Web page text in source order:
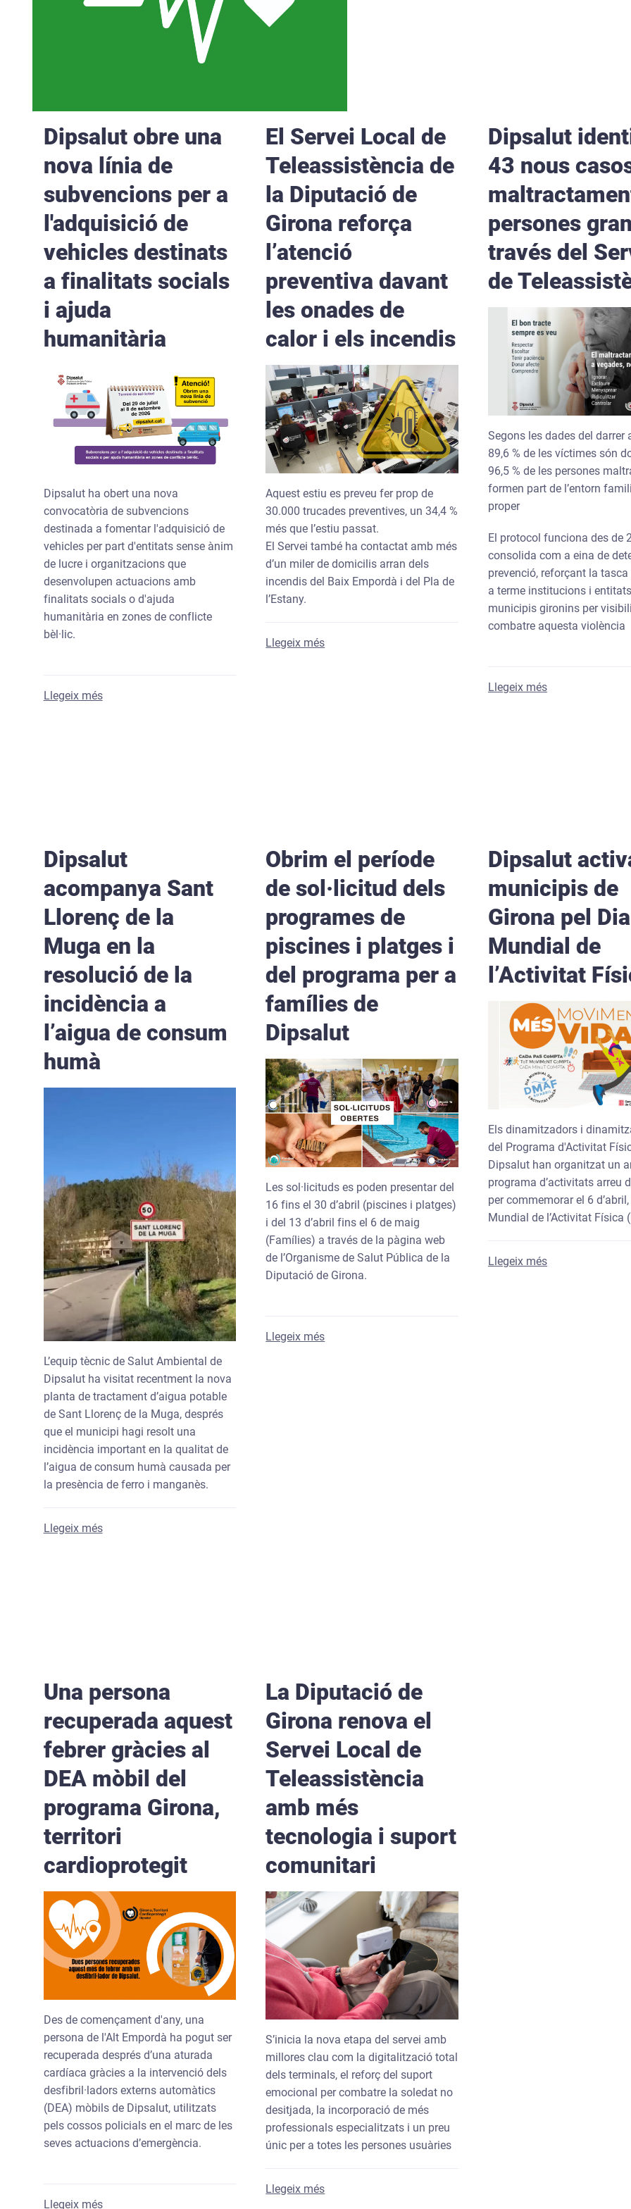
Dipsalut obre una
nova línia de
subvencions per a
l'adquisició de
vehicles destinats
a finalitats socials
i ajuda
humanitària
Dipsalut ha obert una nova
convocatòria de subvencions
destinada a fomentar l'adquisició de
vehicles per part d'entitats sense ànim
de lucre i organitzacions que
desenvolupen actuacions amb
finalitats socials o d'ajuda
humanitària en zones de conflicte
bèl·lic.
Llegeix méssobre Dipsalut obre una nova línia de subvencions per a l'adquisició de vehicles destinats a finalitats
El Servei Local de
Teleassistència de
la Diputació de
Girona reforça
l’atenció
preventiva davant
les onades de
calor i els incendis
Aquest estiu es preveu fer prop de
30.000 trucades preventives, un 34,4 %
més que l’estiu passat.
El Servei també ha contactat amb més
d’un miler de domicilis arran dels
incendis del Baix Empordà i del Pla de
l’Estany.
Llegeix méssobre El Servei Local de Teleassistència de la Diputació de
Dipsalut
43 nous
persones
través del
de
Segons les dades del darrer
89,6 % de les víctimes són
96,5 % de les persones
formen part de l’entorn
proper
El protocol funciona des de
consolida com a eina de
prevenció, reforçant la tasca
a terme institucions i
municipis gironins per
combatre aquesta violència
Llegeix méssobre Dipsalut
Dipsalut
acompanya Sant
Llorenç de la
Muga en la
resolució de la
incidència a
l’aigua de consum
humà
L’equip tècnic de Salut Ambiental de
Dipsalut ha visitat recentment la nova
planta de tractament d’aigua potable
de Sant Llorenç de la Muga, després
que el municipi hagi resolt una
incidència important en la qualitat de
l’aigua de consum humà causada per
la presència de ferro i manganès.
Llegeix méssobre Dipsalut acompanya Sant Llorenç de la Muga en la resolució de la incidència a l’aigua de consum
Obrim el període
de sol·licitud dels
programes de
piscines i platges i
del programa per a
famílies de
Dipsalut
Les sol·licituds es poden presentar del
16 fins el 30 d’abril (piscines i platges)
i del 13 d’abril fins el 6 de maig
(Famílies) a través de la pàgina web
de l’Organisme de Salut Pública de la
Diputació de Girona.
Llegeix méssobre Obrim el període de sol·licitud dels programes de
Dipsalut
municipis de
Girona pel Dia
Mundial de
l’Activitat
Els dinamitzadors i
del Programa d'Activitat
Dipsalut han organitzat un
programa d’activitats arreu
per commemorar el 6
Mundial de l’Activitat Física
Llegeix méssobre Dipsalut
Una persona
recuperada aquest
febrer gràcies al
DEA mòbil del
programa Girona,
territori
cardioprotegit
Des de començament d'any, una
persona de l'Alt Empordà ha pogut ser
recuperada després d’una aturada
cardíaca gràcies a la intervenció dels
desfibril·ladors externs automàtics
(DEA) mòbils de Dipsalut, utilitzats
pels cossos policials en el marc de les
seves actuacions d’emergència.
Llegeix méssobre Una persona recuperada aquest febrer gràcies al DEA mòbil del programa Girona, territori
La Diputació de
Girona renova el
Servei Local de
Teleassistència
amb més
tecnologia i suport
comunitari
S’inicia la nova etapa del servei amb
millores clau com la digitalització total
dels terminals, el reforç del suport
emocional per combatre la soledat no
desitjada, la incorporació de més
professionals especialitzats i un preu
únic per a totes les persones usuàries
Llegeix méssobre La Diputació de Girona renova el Servei Local de